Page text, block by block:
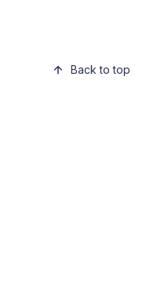
Back to top